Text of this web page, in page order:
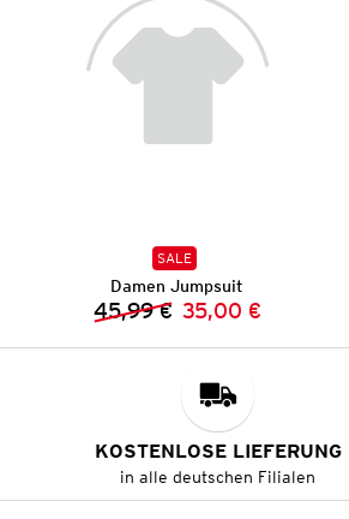
SALE
Damen Jumpsuit
Vorheriger Preis:
45,99 € Neuer Preis:
35,00 €
KOSTENLOSE LIEFERUNG
in alle deutschen Filialen